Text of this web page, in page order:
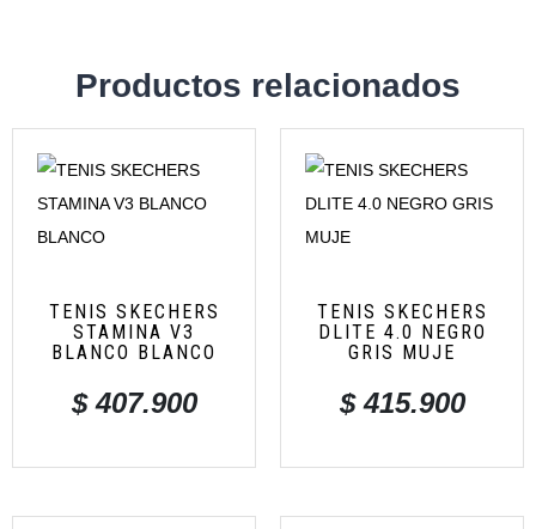
Productos relacionados
TENIS SKECHERS
STAMINA V3
BLANCO BLANCO
$407.900
TENIS SKECHERS
DLITE 4.0 NEGRO
GRIS MUJE
$415.900